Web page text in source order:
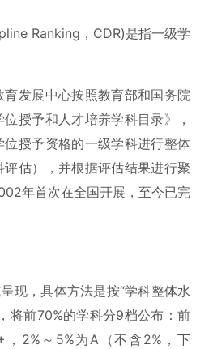
Ranking，CDR)是指一级学
发展中心按照教育部和国务院
授予和人才培养学科目录》，
授予资格的一级学科进行整体
估），并根据评估结果进行聚
年首次在全国开展，至今已完
现，具体方法是按“学科整体水
将前70%的学科分9档公布：前
2%～5%为A（不含2%，下